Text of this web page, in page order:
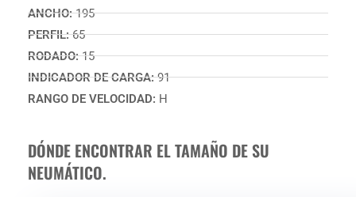
ANCHO:195
PERFIL:65
RODADO:15
INDICADOR DE CARGA:91
RANGO DE VELOCIDAD: H
DÓNDE ENCONTRAR EL TAMAÑO DE SU
NEUMÁTICO.